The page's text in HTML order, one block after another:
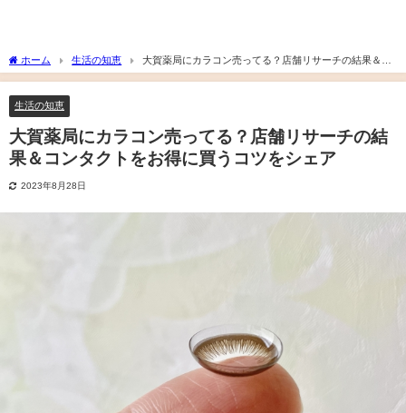
ホーム 生活の知恵
大賀薬局にカラコン売ってる？店舗リサーチの結果＆コ
ンタクトをお得に買うコツをシェア
生活の知恵
大賀薬局にカラコン売ってる？店舗リサーチの結
果＆コンタクトをお得に買うコツをシェア
2023年8月28日